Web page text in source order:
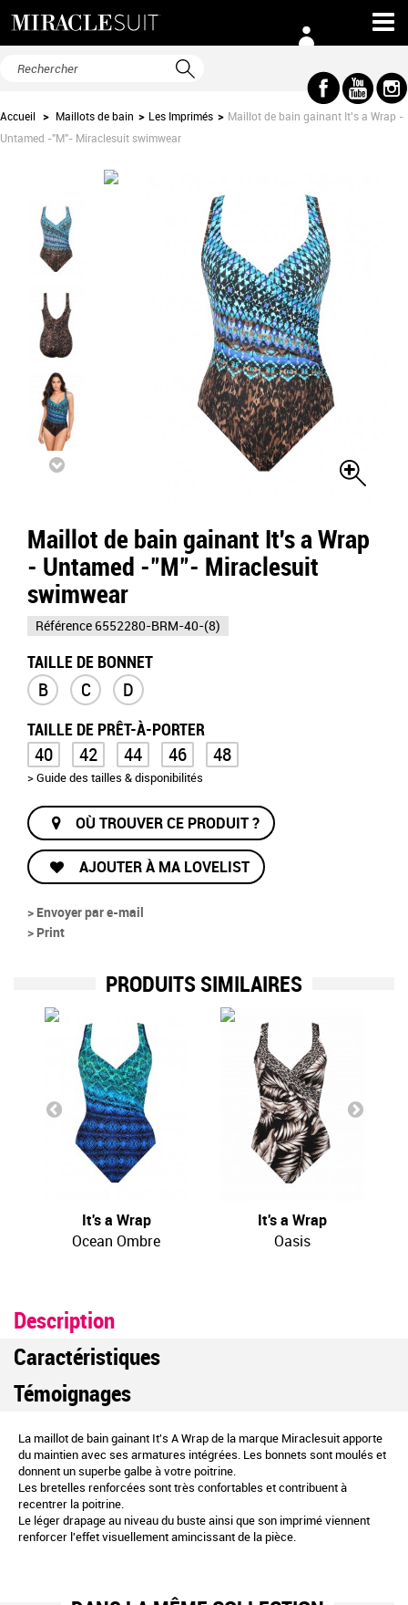
Accueil > Maillots de bain > Les Imprimés > Maillot de bain gainant It's a Wrap -
Untamed -"M"- Miraclesuit swimwear
Maillot de bain gainant It's a Wrap
- Untamed -"M"- Miraclesuit
swimwear
Référence 6552280-BRM-40-(8)
TAILLE DE BONNET
B C D
TAILLE DE PRÊT-À-PORTER
40 42 44 46 48
> Guide des tailles & disponibilités
OÙ TROUVER CE PRODUIT ?
AJOUTER À MA LOVELIST
> Envoyer par e-mail
> Print
PRODUITS SIMILAIRES
It's a Wrap
Ocean Ombre
It's a Wrap
Oasis
Description
Caractéristiques
Témoignages
La maillot de bain gainant It's A Wrap de la marque Miraclesuit apporte
du maintien avec ses armatures intégrées. Les bonnets sont moulés et
donnent un superbe galbe à votre poitrine.
Les bretelles renforcées sont très confortables et contribuent à
recentrer la poitrine.
Le léger drapage au niveau du buste ainsi que son imprimé viennent
renforcer l'effet visuellement amincissant de la pièce.